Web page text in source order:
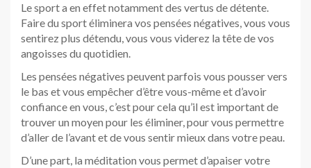
Le sport a en effet notamment des vertus de détente.
Faire du sport éliminera vos pensées négatives, vous vous
sentirez plus détendu, vous vous viderez la tête de vos
angoisses du quotidien.
Les pensées négatives peuvent parfois vous pousser vers
le bas et vous empêcher d’être vous-même et d’avoir
confiance en vous, c’est pour cela qu’il est important de
trouver un moyen pour les éliminer, pour vous permettre
d’aller de l’avant et de vous sentir mieux dans votre peau.
D’une part, la méditation vous permet d’apaiser votre